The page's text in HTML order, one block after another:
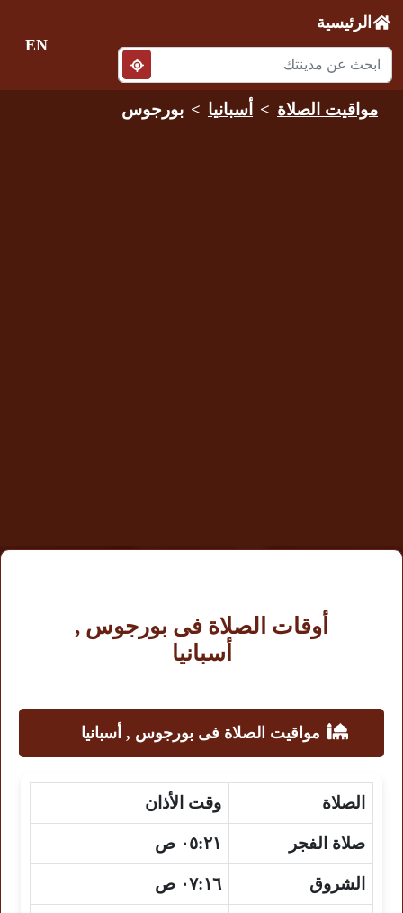
الرئيسية
EN
مواقيت الصلاة أسبانيا بورجوس
أوقات الصلاة فى بورجوس ,
أسبانيا
مواقيت الصلاة فى بورجوس , أسبانيا
الصلاة وقت الأذان
صلاة الفجر ٠٥:٢١ ص
الشروق ٠٧:١٦ ص